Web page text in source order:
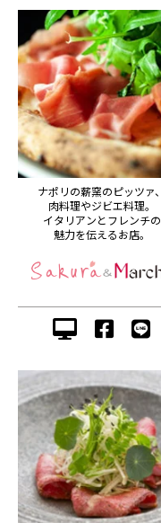
ナポリの薪窯のピッツァ、
肉料理やジビエ料理。
イタリアンとフレンチの
魅力を伝えるお店。